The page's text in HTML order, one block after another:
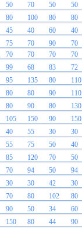
50 70 50 50
80 100 80 80
45 40 60 40
75 70 90 70
70 70 70 70
99 68 83 72
95 135 80 110
80 80 90 110
80 90 80 130
105 150 90 150
40 55 30 30
55 75 50 40
85 120 70 50
70 94 50 94
30 30 42 30
70 80 102 80
90 50 34 60
150 80 44 90